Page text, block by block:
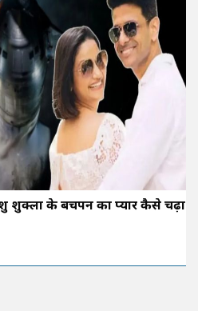
शुक्ला के बचपन का प्यार कैसे चढ़ा